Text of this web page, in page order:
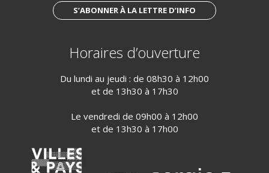
S’ABONNER À LA LETTRE D’INFO
Horaires d’ouverture
Du lundi au jeudi : de 08h30 à 12h00
et de 13h30 à 17h30
Le vendredi de 09h00 à 12h00
et de 13h30 à 17h00